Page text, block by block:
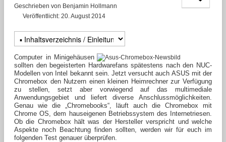
Geschrieben von Benjamin Hollmann
Veröffentlicht: 20. August 2014
Computer in Minigehäusen
sollten den begeisterten Hardwarefans spätestens nach den NUC-
Modellen von Intel bekannt sein. Jetzt versucht auch ASUS mit der
Chromebox den Nutzern einen kleinen Heimrechner zur Verfügung
zu stellen, setzt aber vorwiegend auf das multimediale
Anwendungsgebiet und liefert diverse Anschlussmöglichkeiten.
Genau wie die „Chromebooks“, läuft auch die Chromebox mit
Chrome OS, dem hauseigenen Betriebssystem des Internetriesen.
Ob die Chromebox hält was der Hersteller verspricht und welche
Aspekte noch Beachtung finden sollten, werden wir für euch im
folgenden Test genauer überprüfen.